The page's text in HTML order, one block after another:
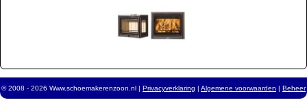
© 2008 - 2026 Www.schoemakerenzoon.nl | Privacyverklaring | Algemene voorwaarden | Beheer